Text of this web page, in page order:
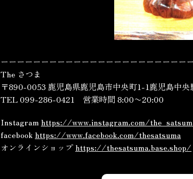
ーーーーーーーーーーーーーーーーーーーーーーー
The さつま
〒890-0053 鹿児島県鹿児島市中央町1-1鹿児島中央
TEL 099-286-0421 営業時間 8:00〜20:00
Instagram https://www.instagram.com/
facebook https://www.facebook.com/thesatsuma
オンラインショップ https://thesatsuma.base.shop/